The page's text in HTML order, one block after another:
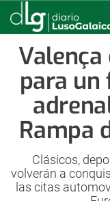
para un
Rampa
Clásicos,
volverán a
las citas